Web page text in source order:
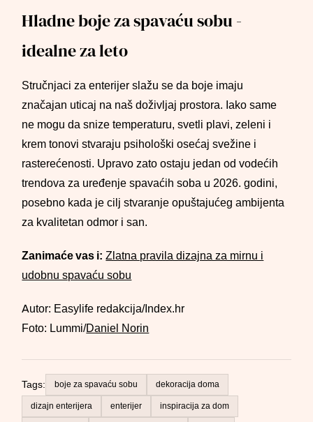
Hladne boje za spavaću sobu -
idealne za leto
Stručnjaci za enterijer slažu se da boje imaju
značajan uticaj na naš doživljaj prostora. Iako same
ne mogu da snize temperaturu, svetli plavi, zeleni i
krem tonovi stvaraju psihološki osećaj svežine i
rasterećenosti. Upravo zato ostaju jedan od vodećih
trendova za uređenje spavaćih soba u 2026. godini,
posebno kada je cilj stvaranje opuštajućeg ambijenta
za kvalitetan odmor i san.
Zanimaće vas i: Zlatna pravila dizajna za mirnu i
udobnu spavaću sobu
Autor: Easylife redakcija/Index.hr
Foto: Lummi/Daniel Norin
Tags: boje za spavaću sobu dekoracija doma
dizajn enterijera enterijer inspiracija za dom